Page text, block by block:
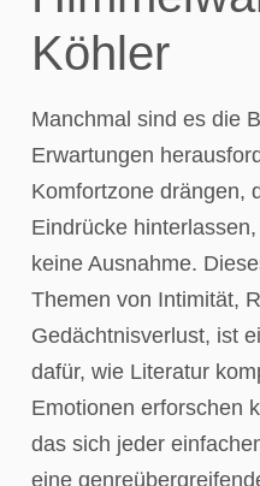
Köhler
Manchmal sind es die
Erwartungen
Komfortzone drängen,
Eindrücke
keine Ausnahme.
Themen von Intimität,
Gedächtnisverlust, ist
dafür, wie Literatur
Emotionen erforschen
das sich jeder
eine